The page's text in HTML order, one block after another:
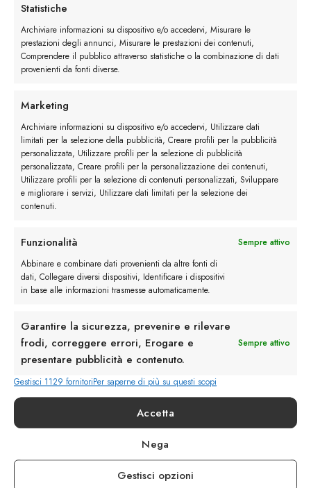
Statistiche
Archiviare informazioni su dispositivo e/o accedervi, Misurare le
prestazioni degli annunci, Misurare le prestazioni dei contenuti,
Comprendere il pubblico attraverso statistiche o la combinazione di dati
provenienti da fonti diverse.
Marketing
Archiviare informazioni su dispositivo e/o accedervi, Utilizzare dati
limitati per la selezione della pubblicità, Creare profili per la pubblicità
personalizzata, Utilizzare profili per la selezione di pubblicità
personalizzata, Creare profili per la personalizzazione dei contenuti,
Utilizzare profili per la selezione di contenuti personalizzati, Sviluppare
e migliorare i servizi, Utilizzare dati limitati per la selezione dei
contenuti.
Funzionalità
Sempre attivo
Abbinare e combinare dati provenienti da altre fonti di
dati, Collegare diversi dispositivi, Identificare i dispositivi
in base alle informazioni trasmesse automaticamente.
Garantire la sicurezza, prevenire e rilevare
frodi, correggere errori, Erogare e
presentare pubblicità e contenuto.
Sempre attivo
Gestisci 1129 fornitoriPer saperne di più su questi scopi
Accetta
Nega
Gestisci opzioni
I trackback sono chiusi, ma puoilasciare un commento.
←Precedente
Successivo→
Lascia un commento
Devi essereconnessoper inviare un commento.
Rimani in contatto con noi
+39 02 468042
MI 20145 • Milano
Via Belfiore 9